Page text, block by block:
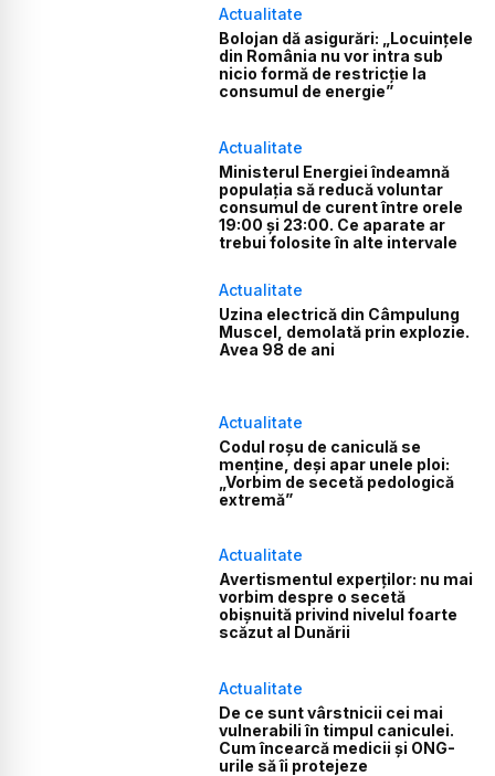
Actualitate
Bolojan dă asigurări: „Locuințele
din România nu vor intra sub
nicio formă de restricție la
consumul de energie”
Actualitate
Ministerul Energiei îndeamnă
populația să reducă voluntar
consumul de curent între orele
19:00 și 23:00. Ce aparate ar
trebui folosite în alte intervale
Actualitate
Uzina electrică din Câmpulung
Muscel, demolată prin explozie.
Avea 98 de ani
Actualitate
Codul roșu de caniculă se
menține, deși apar unele ploi:
„Vorbim de secetă pedologică
extremă”
Actualitate
Avertismentul experților: nu mai
vorbim despre o secetă
obișnuită privind nivelul foarte
scăzut al Dunării
Actualitate
De ce sunt vârstnicii cei mai
vulnerabili în timpul caniculei.
Cum încearcă medicii și ONG-
urile să îi protejeze